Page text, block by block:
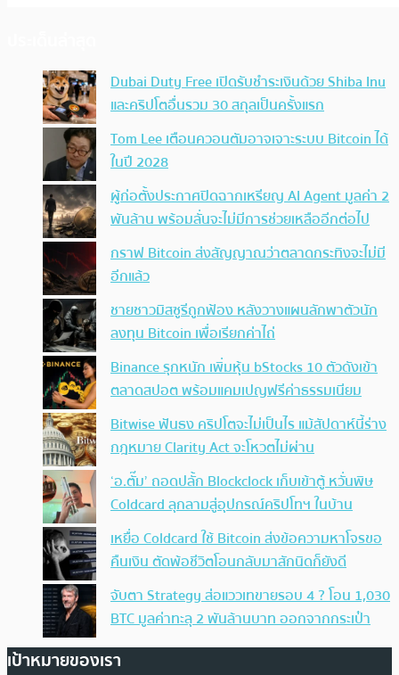
Dubai Duty Free เปิดรับชำระเงินด้วย Shiba Inu
และคริปโตอื่นรวม 30 สกุลเป็นครั้งแรก
Tom Lee เตือนควอนตัมอาจเจาะระบบ Bitcoin ได้
ในปี 2028
ผู้ก่อตั้งประกาศปิดฉากเหรียญ AI Agent มูลค่า 2
พันล้าน พร้อมลั่นจะไม่มีการช่วยเหลืออีกต่อไป
กราฟ Bitcoin ส่งสัญญาณว่าตลาดกระทิงจะไม่มี
อีกแล้ว
ชายชาวมิสซูรีถูกฟ้อง หลังวางแผนลักพาตัวนัก
ลงทุน Bitcoin เพื่อเรียกค่าไถ่
Binance รุกหนัก เพิ่มหุ้น bStocks 10 ตัวดังเข้า
ตลาดสปอต พร้อมแคมเปญฟรีค่าธรรมเนียม
Bitwise ฟันธง คริปโตจะไม่เป็นไร แม้สัปดาห์นี้ร่าง
กฎหมาย Clarity Act จะโหวตไม่ผ่าน
‘อ.ตั๊ม’ ถอดปลั้ก Blockclock เก็บเข้าตู้ หวั่นพิษ
Coldcard ลุกลามสู่อุปกรณ์คริปโทฯ ในบ้าน
เหยื่อ Coldcard ใช้ Bitcoin ส่งข้อความหาโจรขอ
คืนเงิน ตัดพ้อชีวิตโอนกลับมาสักนิดก็ยังดี
จับตา Strategy ส่อแววเทขายรอบ 4 ? โอน 1,030
BTC มูลค่าทะลุ 2 พันล้านบาท ออกจากกระเป๋า
เป้าหมายของเรา